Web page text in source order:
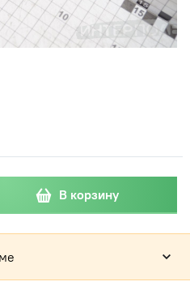
В корзину